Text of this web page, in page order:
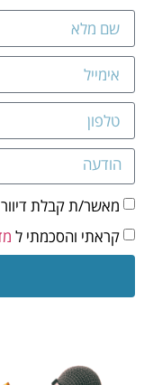
מאשר/ת קבלת דיוור
קראתי והסכמתי ל